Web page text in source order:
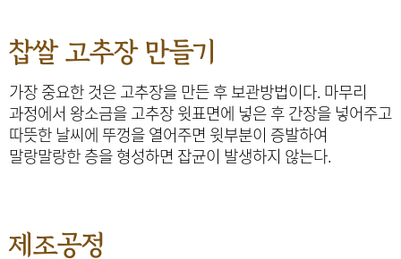
찹쌀 고추장 만들기
가장 중요한 것은 고추장을 만든 후 보관방법이다. 마무리
과정에서 왕소금을 고추장 윗표면에 넣은 후 간장을 넣어주고
따뜻한 날씨에 뚜껑을 열어주면 윗부분이 증발하여
말랑말랑한 층을 형성하면 잡균이 발생하지 않는다.
제조공정